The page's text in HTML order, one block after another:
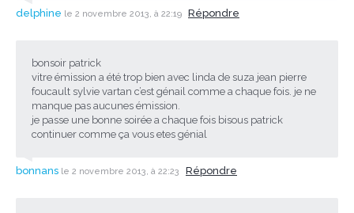
delphine le 2 novembre 2013, à 22:19 Répondre
bonsoir patrick
vitre émission a été trop bien avec linda de suza jean pierre
foucault sylvie vartan c’est génail comme a chaque fois. je ne
manque pas aucunes émission.
je passe une bonne soirée a chaque fois bisous patrick
continuer comme ça vous etes génial
bonnans le 2 novembre 2013, à 22:23 Répondre